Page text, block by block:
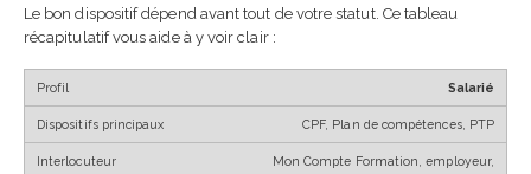
Le bon dispositif dépend avant tout de votre statut. Ce tableau
récapitulatif vous aide à y voir clair :
Salarié
CPF, Plan de compétences, PTP
Mon Compte Formation, employeur,